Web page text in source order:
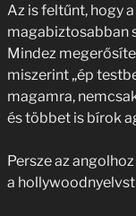
Az is feltűnt, hogy
magabiztosabban
Mindez
miszerint „ép
magamra,
és többet is bírok
Persze az
a